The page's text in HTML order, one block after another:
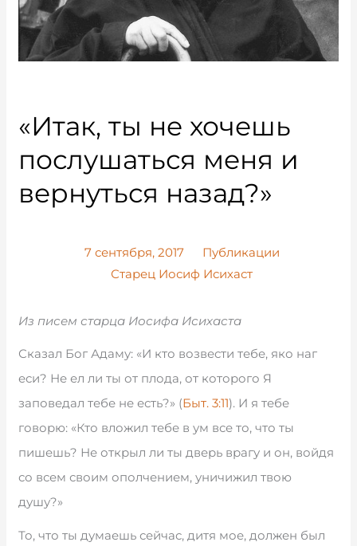
«Итак, ты не хочешь
послушаться меня и
вернуться назад?»
7 сентября, 2017
Публикации
Старец Иосиф Исихаст
Из писем старца Иосифа Исихаста
Сказал Бог Адаму: «И кто возвести тебе, яко наг
еси? Не ел ли ты от плода, от которого Я
заповедал тебе не есть?» (Быт. 3:11). И я тебе
говорю: «Кто вложил тебе в ум все то, что ты
пишешь? Не открыл ли ты дверь врагу и он, войдя
со всем своим ополчением, уничижил твою
душу?»
То, что ты думаешь сейчас, дитя мое, должен был